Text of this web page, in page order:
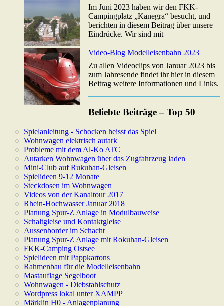
Im Juni 2023 haben wir den FKK-
Campingplatz „Kanegra“ besucht, und
berichten in diesem Beitrag über unsere
Eindrücke. Wir sind mit
Video-Blog Modelleisenbahn 2023
Zu allen Videoclips von Januar 2023 bis
zum Jahresende findet ihr hier in diesem
Beitrag weitere Informationen und Links.
Beliebte Beiträge – Top 50
Spielanleitung - Schocken heisst das Spiel
Wohnwagen elektrisch autark
Probleme mit dem Al-Ko ATC
Autarken Wohnwagen über das Zugfahrzeug laden
Mini-Club auf Rukuhan-Gleisen
Spielideen 9-12 Monate
Steckdosen im Wohnwagen
Videos von der Kanaltour 2017
Rhein-Hochwasser Januar 2018
Planung Spur-Z Anlage in Modulbauweise
Schaltgleise und Kontaktgleise
Aussenborder im Schacht
Planung Spur-Z Anlage mit Rokuhan-Gleisen
FKK-Camping Ostsee
Spielideen mit Pappkartons
Rahmenbau für die Modelleisenbahn
Mastauflage Segelboot
Wohnwagen - Diebstahlschutz
Wordpress lokal unter XAMPP
Märklin H0 - Anlagenplanung